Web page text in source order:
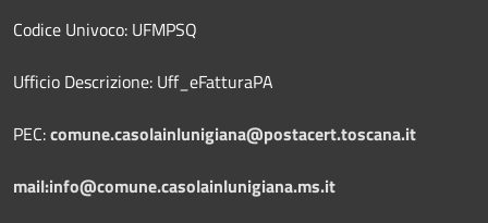
Codice Univoco: UFMPSQ
Ufficio Descrizione: Uff_eFatturaPA
PEC:comune.casolainlunigiana@postacert.toscana.it
mail:info@comune.casolainlunigiana.ms.it